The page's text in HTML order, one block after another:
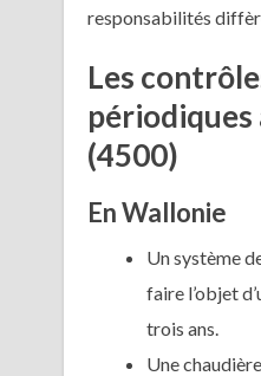
responsabilités
Les
périodiques
(4500)
En Wallonie
Un système
faire l’objet
trois ans.
Une